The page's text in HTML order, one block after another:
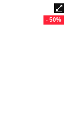
- 50%